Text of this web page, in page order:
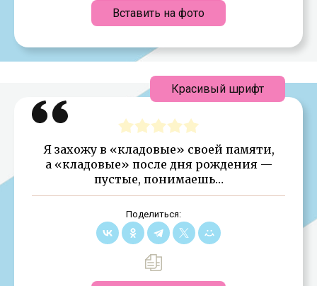
Вставить на фото
Я захожу в «кладовые» своей памяти,
а «кладовые» после дня рождения —
пустые, понимаешь…
Поделиться:
Красивый шрифт